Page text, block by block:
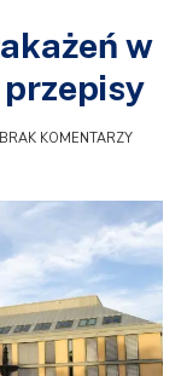
w
BRAK KOMENTARZY